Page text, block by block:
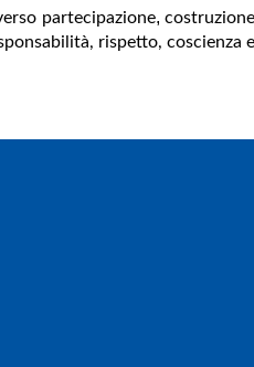
partecipazione,
rispetto, coscienza